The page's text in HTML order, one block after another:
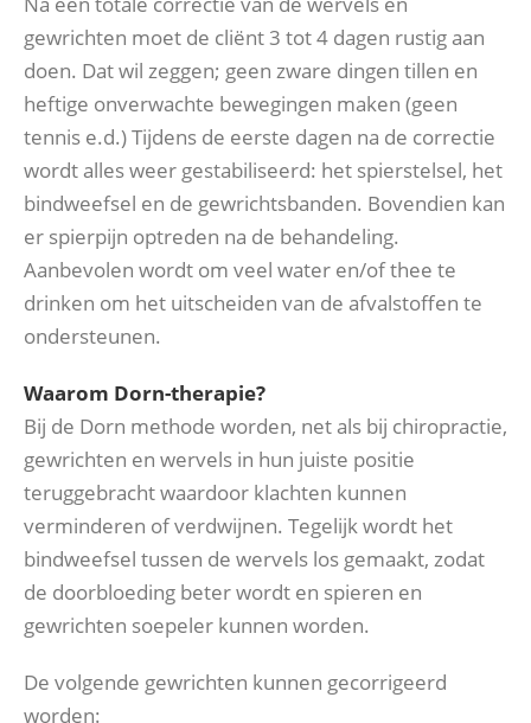
gewrichten moet de cliënt 3 tot 4 dagen rustig aan
doen. Dat wil zeggen; geen zware dingen tillen en
heftige onverwachte bewegingen maken (geen
tennis e.d.) Tijdens de eerste dagen na de correctie
wordt alles weer gestabiliseerd: het spierstelsel, het
bindweefsel en de gewrichtsbanden. Bovendien kan
er spierpijn optreden na de behandeling.
Aanbevolen wordt om veel water en/of thee te
drinken om het uitscheiden van de afvalstoffen te
ondersteunen.
Waarom Dorn-therapie?
Bij de Dorn methode worden, net als bij chiropractie,
gewrichten en wervels in hun juiste positie
teruggebracht waardoor klachten kunnen
verminderen of verdwijnen. Tegelijk wordt het
bindweefsel tussen de wervels los gemaakt, zodat
de doorbloeding beter wordt en spieren en
gewrichten soepeler kunnen worden.
De volgende gewrichten kunnen gecorrigeerd
worden: